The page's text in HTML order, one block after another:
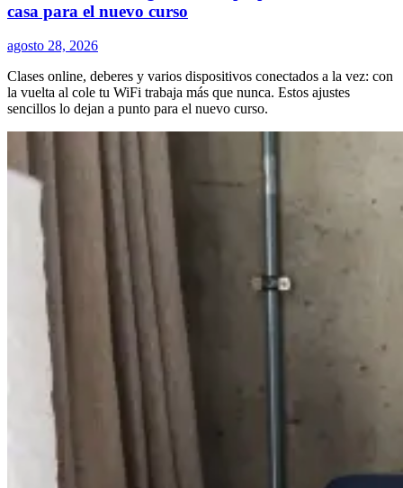
casa para el nuevo curso
agosto 28, 2026
Clases online, deberes y varios dispositivos conectados a la vez: con
la vuelta al cole tu WiFi trabaja más que nunca. Estos ajustes
sencillos lo dejan a punto para el nuevo curso.